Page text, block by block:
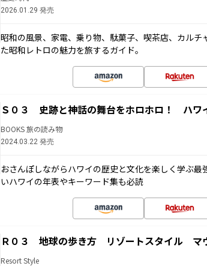
2026.01.29 発売
昭和の風景、家電、乗り物、駄菓子、喫茶店、カルチ
た昭和レトロの魅力を旅するガイド。
Ｓ０３ 史跡と神話の舞台をホロホロ！ ハワ
BOOKS 旅の読み物
2024.03.22 発売
おさんぽしながらハワイの歴史と文化を楽しく学ぶ
いハワイの年表やキーワード集も必読
Ｒ０３ 地球の歩き方 リゾートスタイル マ
Resort Style